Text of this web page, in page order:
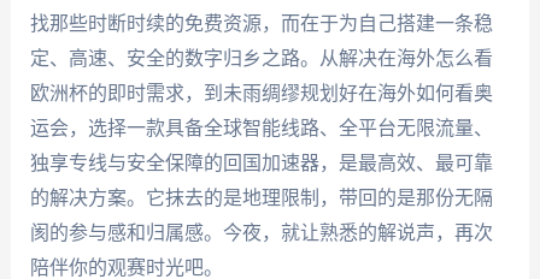
找那些时断时续的免费资源，而在于为自己搭建一条稳
定、高速、安全的数字归乡之路。从解决在海外怎么看
欧洲杯的即时需求，到未雨绸缪规划好在海外如何看奥
运会，选择一款具备全球智能线路、全平台无限流量、
独享专线与安全保障的回国加速器，是最高效、最可靠
的解决方案。它抹去的是地理限制，带回的是那份无隔
阂的参与感和归属感。今夜，就让熟悉的解说声，再次
陪伴你的观赛时光吧。